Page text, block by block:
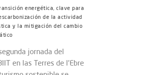
energética, clave para
de la actividad
y la mitigación del cambio
jornada del
en las Terres de l'Ebre